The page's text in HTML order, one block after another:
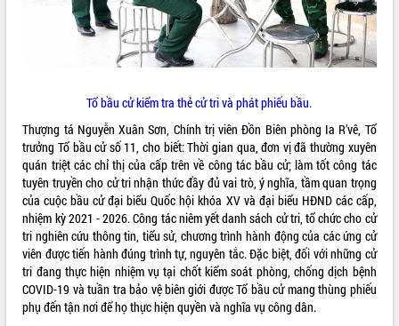
và tặng quà người dân xã Cư Pui
Hội nghị UBND tỉnh Đắk Lắk thường kỳ
Lễ truy tặng danh hiệu “Bà Mẹ Việt
UBND tỉnh Đắk Lắk triển khai nhiệm
vụ 6 tháng cuối năm 2026
Kỳ họp thứ Hai, Hội đồng nhân dân
tỉnh khóa XI quyết nghị nhiều nội dung
quan trọng
Bí thư Tỉnh ủy Lương Nguyễn Minh
Triết thăm, tặng quà người có công với
cách mạng
Rà soát, hoàn thiện hệ thống thiết chế
văn hóa, thể thao đáp ứng yêu cầu
phát triển mới
ALBUM ẢNH
LIÊN KẾT WEB
Tổ bầu cử kiểm tra thẻ cử tri và phát phiếu bầu.
Thượng tá Nguyễn Xuân Sơn, Chính trị viên Đồn Biên phòng Ia R’vê, Tổ
trưởng Tổ bầu cử số 11, cho biết: Thời gian qua, đơn vị đã thường xuyên
quán triệt các chỉ thị của cấp trên về công tác bầu cử; làm tốt công tác
tuyên truyền cho cử tri nhận thức đầy đủ vai trò, ý nghĩa, tầm quan trọng
của cuộc bầu cử đại biểu Quốc hội khóa XV và đại biểu HĐND các cấp,
nhiệm kỳ 2021 - 2026. Công tác niêm yết danh sách cử tri, tổ chức cho cử
tri nghiên cứu thông tin, tiểu sử, chương trình hành động của các ứng cử
viên được tiến hành đúng trình tự, nguyên tắc. Đặc biệt, đối với những cử
tri đang thực hiện nhiệm vụ tại chốt kiểm soát phòng, chống dịch bệnh
COVID-19 và tuần tra bảo vệ biên giới được Tổ bầu cử mang thùng phiếu
phụ đến tận nơi để họ thực hiện quyền và nghĩa vụ công dân.